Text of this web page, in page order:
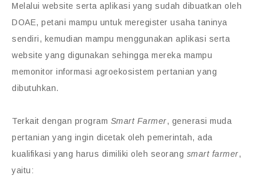
Melalui website serta aplikasi yang sudah dibuatkan oleh
DOAE, petani mampu untuk meregister usaha taninya
sendiri, kemudian mampu menggunakan aplikasi serta
website yang digunakan sehingga mereka mampu
memonitor informasi agroekosistem pertanian yang
dibutuhkan.
Terkait dengan program Smart Farmer, generasi muda
pertanian yang ingin dicetak oleh pemerintah, ada
kualifikasi yang harus dimiliki oleh seorang smart farmer,
yaitu: